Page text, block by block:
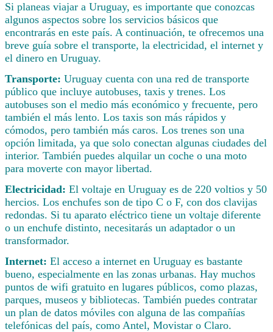
Si planeas viajar a Uruguay, es importante que conozcas
algunos aspectos sobre los servicios básicos que
encontrarás en este país. A continuación, te ofrecemos una
breve guía sobre el transporte, la electricidad, el internet y
el dinero en Uruguay.
Transporte: Uruguay cuenta con una red de transporte
público que incluye autobuses, taxis y trenes. Los
autobuses son el medio más económico y frecuente, pero
también el más lento. Los taxis son más rápidos y
cómodos, pero también más caros. Los trenes son una
opción limitada, ya que solo conectan algunas ciudades del
interior. También puedes alquilar un coche o una moto
para moverte con mayor libertad.
Electricidad: El voltaje en Uruguay es de 220 voltios y 50
hercios. Los enchufes son de tipo C o F, con dos clavijas
redondas. Si tu aparato eléctrico tiene un voltaje diferente
o un enchufe distinto, necesitarás un adaptador o un
transformador.
Internet: El acceso a internet en Uruguay es bastante
bueno, especialmente en las zonas urbanas. Hay muchos
puntos de wifi gratuito en lugares públicos, como plazas,
parques, museos y bibliotecas. También puedes contratar
un plan de datos móviles con alguna de las compañías
telefónicas del país, como Antel, Movistar o Claro.